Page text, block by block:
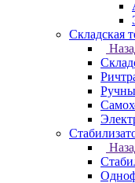
Складская